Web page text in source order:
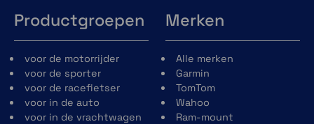
Productgroepen
voor de motorrijder
voor de sporter
voor de racefietser
voor in de auto
voor in de vrachtwagen
Merken
Alle merken
Garmin
TomTom
Wahoo
Ram-mount